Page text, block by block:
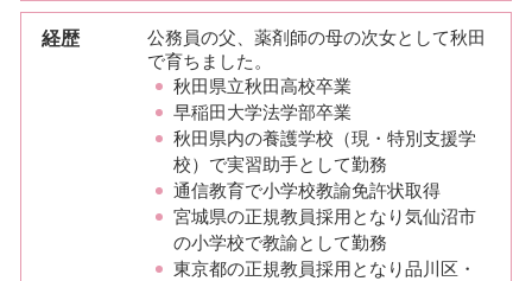
経歴
公務員の父、薬剤師の母の次女として秋田
で育ちました。
秋田県立秋田高校卒業
早稲田大学法学部卒業
秋田県内の養護学校（現・特別支援学
校）で実習助手として勤務
通信教育で小学校教諭免許状取得
宮城県の正規教員採用となり気仙沼市
の小学校で教諭として勤務
東京都の正規教員採用となり品川区・